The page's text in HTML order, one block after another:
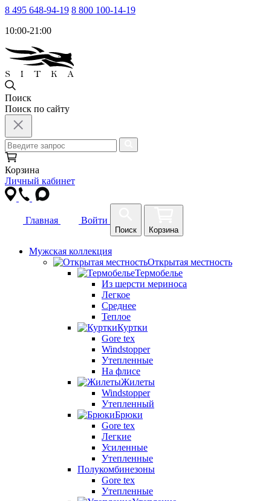
8 495 648-94-19 8 800 100-14-19
10:00-21:00
Поиск
Поиск по сайту
Корзина
Личный кабинет
Главная Войти
Поиск Корзина
Мужская коллекция
Открытая местность
Термобелье
Из шерсти мериноса
Легкое
Среднее
Теплое
Куртки
Gore tex
Windstopper
Утепленные
На флисе
Жилеты
Windstopper
Утепленный
Брюки
Gore tex
Легкие
Усиленные
Утепленные
Полукомбинезоны
Gore tex
Утепленные